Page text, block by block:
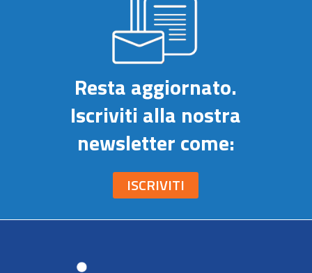
Resta aggiornato.
Iscriviti alla nostra
newsletter come:
ISCRIVITI